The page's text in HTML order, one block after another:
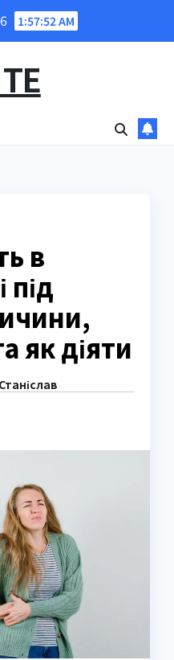
1:57:53 AM
в
під
як діяти